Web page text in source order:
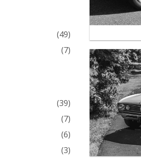
(49)
(7)
(39)
(7)
(6)
(3)